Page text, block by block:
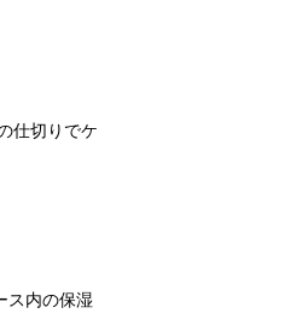
仕切りでケ
ス内の保湿